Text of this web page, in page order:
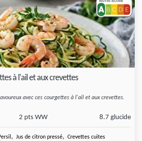
à l'ail et aux crevettes
avec ces courgettes à l'ail et aux crevettes.
2 pts WW 8.7 glucide
, Jus de citron pressé, Crevettes cuites